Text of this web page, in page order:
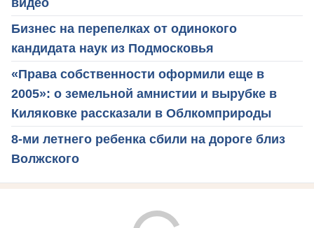
видео
Бизнес на перепелках от одинокого
кандидата наук из Подмосковья
«Права собственности оформили еще в
2005»: о земельной амнистии и вырубке в
Киляковке рассказали в Облкомприроды
8-ми летнего ребенка сбили на дороге близ
Волжского